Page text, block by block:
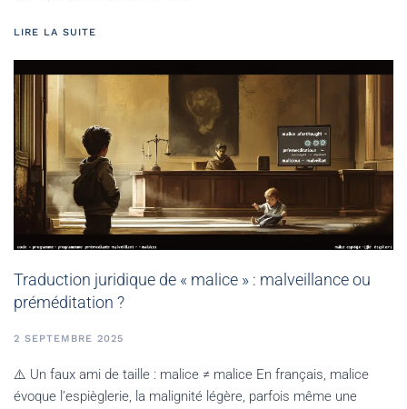
LIRE LA SUITE
Traduction juridique de « malice » : malveillance ou
préméditation ?
2 SEPTEMBRE 2025
⚠️ Un faux ami de taille : malice ≠ malice En français, malice
évoque l’espièglerie, la malignité légère, parfois même une